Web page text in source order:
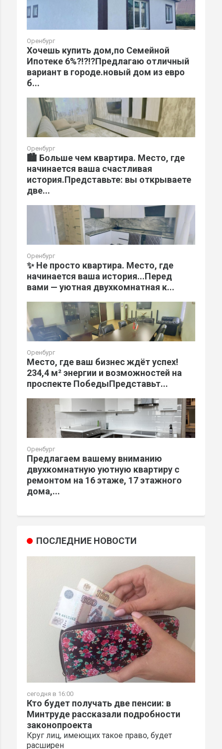
Оренбург
Хочешь купить дом,по Семейной
Ипотеке 6%?!?!?Предлагаю отличный
вариант в городе.новый дом из евро
б...
Оренбург
🏙️ Больше чем квартира. Место, где
начинается ваша счастливая
история.Представьте: вы открываете
две...
Оренбург
✨ Не просто квартира. Место, где
начинается ваша история...Перед
вами — уютная двухкомнатная к...
Оренбург
Место, где ваш бизнес ждёт успех!
234,4 м² энергии и возможностей на
проспекте ПобедыПредставьт...
Оренбург
Предлагаем вашему вниманию
двухкомнатную уютную квартиру с
ремонтом на 16 этаже, 17 этажного
дома,...
ПОСЛЕДНИЕ НОВОСТИ
сегодня в 16:00
Кто будет получать две пенсии: в
Минтруде рассказали подробности
законопроекта
Круг лиц, имеющих такое право, будет
расширен